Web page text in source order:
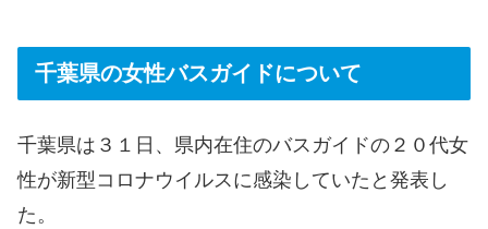
千葉県の女性バスガイドについて
千葉県は３１日、県内在住のバスガイドの２０代女
性が新型コロナウイルスに感染していたと発表し
た。